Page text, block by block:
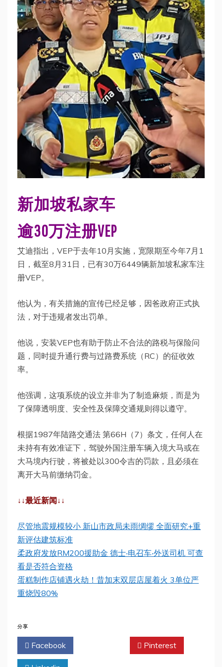
新加坡私家车
逾30万注册VEP
艾迪指出，VEP于去年10月实施，宽限期至今年7月1
日，截至8月31日，已有30万6449辆新加坡私家车注
册VEP。
他认为，有关措施的宣传已经足够，因爸政府正式执
法，对于违规者发出罚单。
他说，安装VEP也有助于防止不合法的路税与保险问
题，同时提升通行费与过路费系统（RC）的征收效
率。
他强调，这项系统的设立并非为了制造麻烦，而是为
了保障透明度、安全性及保障交通规则得以遵守。
根据1987年陆路交通法 第66H（7）条文，任何人在
未持有有效准证下，驾驶外国注册车辆入境大马或在
大马境内行驶，将被处以300令吉的罚款，且必须在
离开大马前缴纳罚金。
↓↓最近新闻↓↓
尽管地震规模较小 新山市政局未雨绸缪 全面研究+重
新评估建筑标准
柔政府发放RM200援助金 德士‧电召车‧外送司机 可查
看是否符合资格
蛋糕制作店铺遇火劫！昔加末双层店屋着火 3单位严
重烧毁80%
分享
Facebook Pinterest